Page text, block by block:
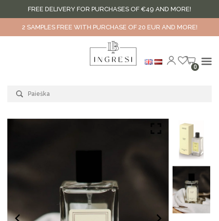
FREE DELIVERY FOR PURCHASES OF €49 AND MORE!
2 SAMPLES FREE WITH PURCHASE OF 20 EUR AND MORE!
0